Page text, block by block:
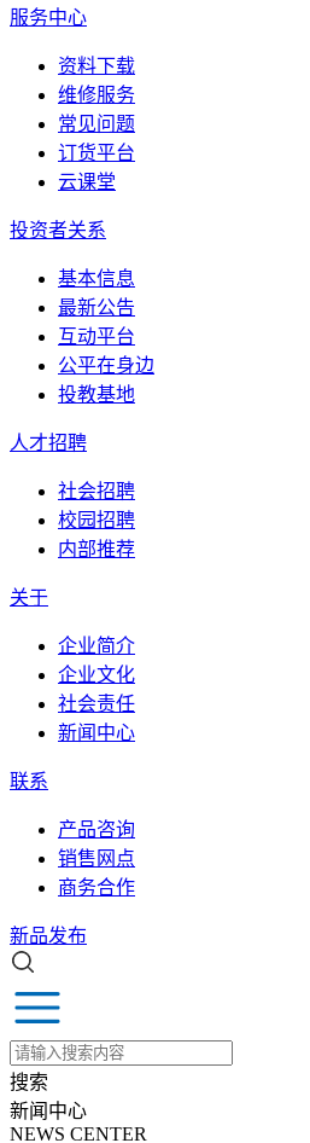
服务中心
资料下载
维修服务
常见问题
订货平台
云课堂
投资者关系
基本信息
最新公告
互动平台
公平在身边
投教基地
人才招聘
社会招聘
校园招聘
内部推荐
关于
企业简介
企业文化
社会责任
新闻中心
联系
产品咨询
销售网点
商务合作
新品发布
搜索
新闻中心
NEWS CENTER